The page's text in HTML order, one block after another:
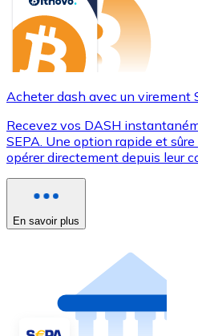
Acheter dash avec un virement
Recevez vos DASH
SEPA. Une option rapide et
opérer directement depuis leur
En savoir plus